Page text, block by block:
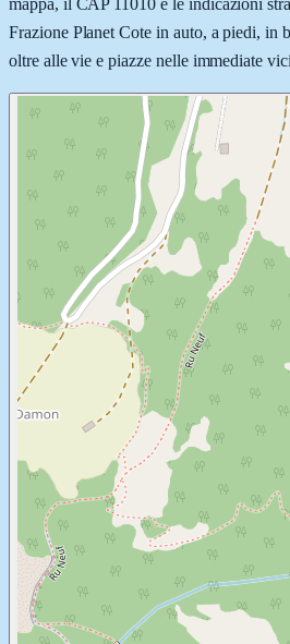
Frazione Planet Cote in auto, a piedi, in
oltre alle vie e piazze nelle immediate